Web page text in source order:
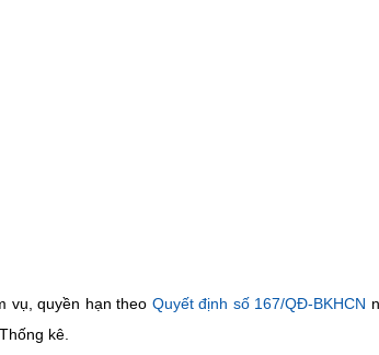
vụ, quyền hạn theo Quyết định số 167/QĐ-BKHCN
kê.